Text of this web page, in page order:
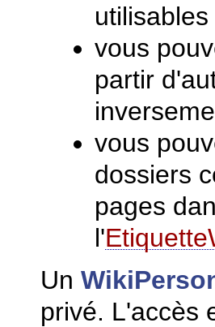
vous
partir
vous
dossiers
pages
l'
Un
privé. L'accès